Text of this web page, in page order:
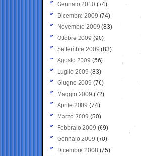
Gennaio 2010 (74)
Dicembre 2009 (74)
Novembre 2009 (83)
Ottobre 2009 (90)
Settembre 2009 (83)
Agosto 2009 (56)
Luglio 2009 (83)
Giugno 2009 (76)
Maggio 2009 (72)
Aprile 2009 (74)
Marzo 2009 (50)
Febbraio 2009 (69)
Gennaio 2009 (70)
Dicembre 2008 (75)